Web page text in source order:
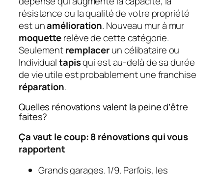
résistance ou la qualité de votre propriété
est unamélioration. Nouveau mur à mur
moquetterelève de cette catégorie.
Seulementremplacerun célibataire ou
Individualtapisqui est au-delà de sa durée
de vie utile est probablement une franchise
réparation.
Quelles rénovations valent la peine d’être
faites?
Ça vaut le coup: 8 rénovations qui vous
rapportent
Grands garages. 1/9. Parfois, les